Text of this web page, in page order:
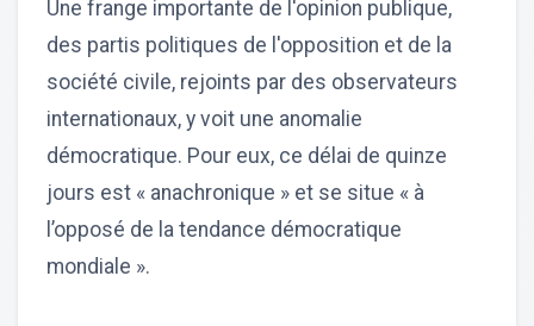
Une frange importante de l'opinion publique,
des partis politiques de l'opposition et de la
société civile, rejoints par des observateurs
internationaux, y voit une anomalie
démocratique. Pour eux, ce délai de quinze
jours est « anachronique » et se situe « à
l’opposé de la tendance démocratique
mondiale ».